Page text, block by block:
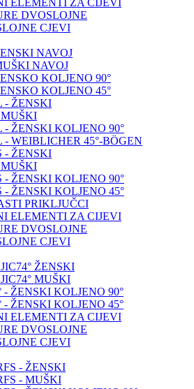
ELEMENTI ZA CIJEVI
DVOSLOJNE
CJEVI
NAVOJ
NAVOJ
KOLJENO 90°
KOLJENO 45°
- ŽENSKI
- ŽENSKI KOLJENO 90°
- WEIBLICHER 45°-BÖGEN
- ŽENSKI
MUŠKI
- ŽENSKI KOLJENO 90°
- ŽENSKI KOLJENO 45°
PRIKLJUČCI
ELEMENTI ZA CIJEVI
DVOSLOJNE
CJEVI
ŽENSKI
MUŠKI
- ŽENSKI KOLJENO 90°
- ŽENSKI KOLJENO 45°
ELEMENTI ZA CIJEVI
DVOSLOJNE
CJEVI
- ŽENSKI
- MUŠKI